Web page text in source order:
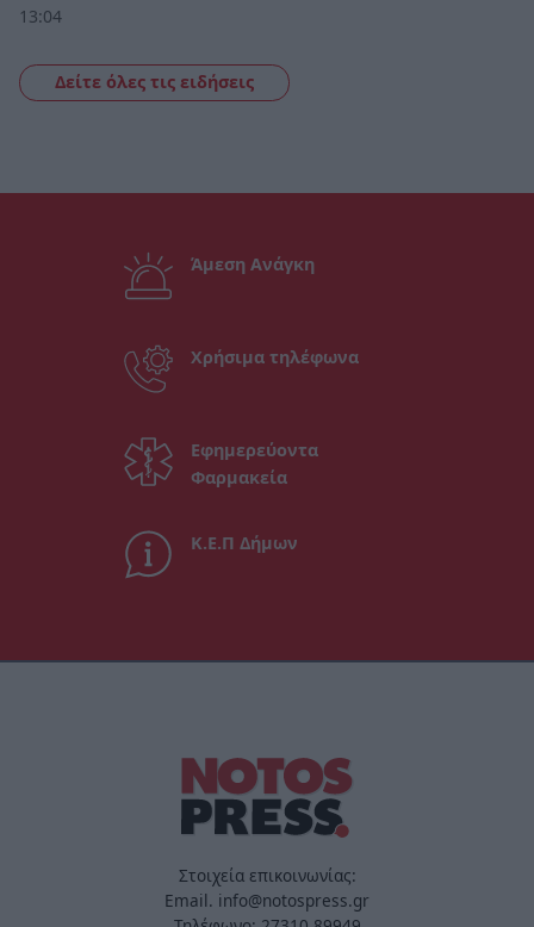
13:04
Δείτε όλες τις ειδήσεις
Άμεση Ανάγκη
Χρήσιμα τηλέφωνα
Εφημερεύοντα
Φαρμακεία
Κ.Ε.Π Δήμων
Στοιχεία επικοινωνίας:
Email. info@notospress.gr